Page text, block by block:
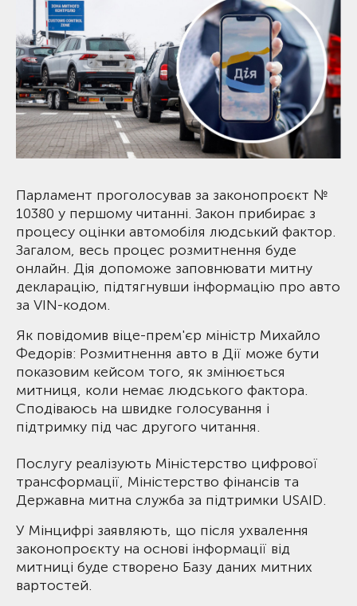
Парламент проголосував за законопроєкт №
10380 у першому читанні. Закон прибирає з
процесу оцінки автомобіля людський фактор.
Загалом, весь процес розмитнення буде
онлайн. Дія допоможе заповнювати митну
декларацію, підтягнувши інформацію про авто
за VIN-кодом.
Як повідомив віце-прем'єр міністр Михайло
Федорів: Розмитнення авто в Дії може бути
показовим кейсом того, як змінюється
митниця, коли немає людського фактора.
Сподіваюсь на швидке голосування і
підтримку під час другого читання.
Послугу реалізують Міністерство цифрової
трансформації, Міністерство фінансів та
Державна митна служба за підтримки USAID.
У Мінцифрі заявляють, що після ухвалення
законопроєкту на основі інформації від
митниці буде створено Базу даних митних
вартостей.